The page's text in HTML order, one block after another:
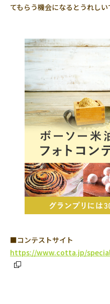
てもらう機会になるとうれしい
■コンテストサイト
https://www.cotta.jp/